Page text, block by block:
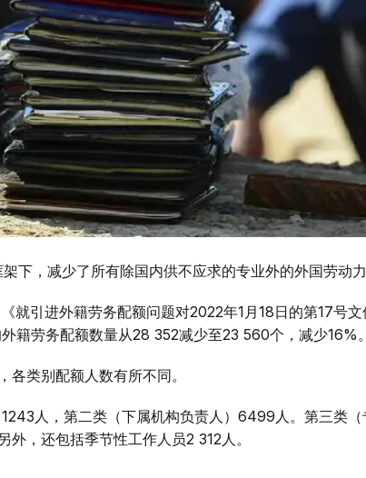
下，减少了所有除国内供不应求的专业外的外国劳动力
就引进外籍劳务配额问题对2022年1月18日的第17号
籍劳务配额数量从28 352减少至23 560个，减少16%。
类别配额人数有所不同。
人，第二类（下属机构负责人）6499人。第三类（
，还包括季节性工作人员2 312人。